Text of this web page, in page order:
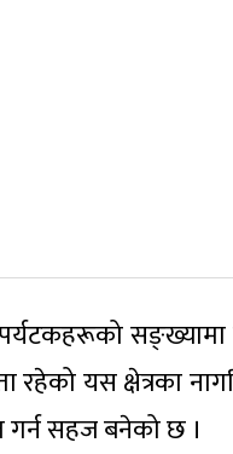
रहेको यस क्षेत्रका
सहज बनेको छ ।